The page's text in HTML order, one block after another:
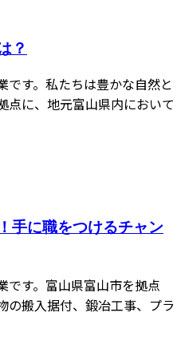
？
です。私たちは豊かな自然と
点に、地元富山県内において
手に職をつけるチャン
です。富山県富山市を拠点
の搬入据付、鍛冶工事、プラ